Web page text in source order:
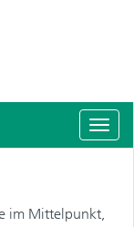
im Mittelpunkt,